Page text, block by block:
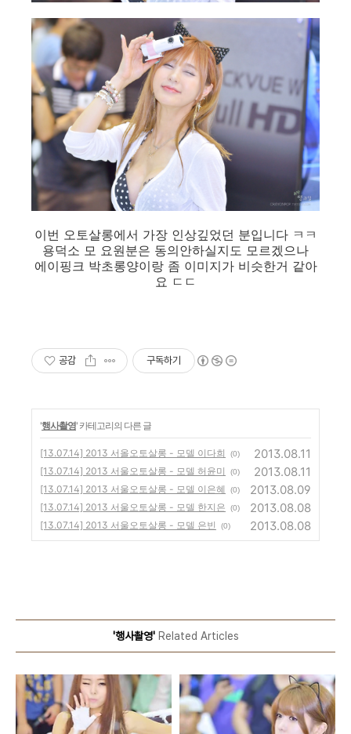
이번 오토살롱에서 가장 인상깊었던 분입니다 ㅋㅋ
용덕소 모 요원분은 동의안하실지도 모르겠으나
에이핑크 박초롱양이랑 좀 이미지가 비슷한거 같아
요 ㄷㄷ
공감 구독하기
'행사촬영' 카테고리의 다른 글
[13.07.14] 2013 서올오토살롱 - 모델 이다희 (0) 2013.08.11
[13.07.14] 2013 서울오토살롱 - 모델 허윤미 (0) 2013.08.11
[13.07.14] 2013 서울오토살롱 - 모델 이은혜 (0) 2013.08.09
[13.07.14] 2013 서울오토살롱 - 모델 한지은 (0) 2013.08.08
[13.07.14] 2013 서울오토살롱 - 모델 은빈 (0) 2013.08.08
'행사촬영'Related Articles